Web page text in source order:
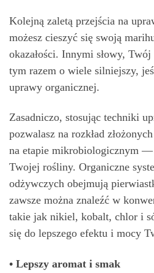
Kolejną zaletą przejścia na
możesz cieszyć się swoją
okazałości. Innymi słowy,
tym razem o wiele silniejszy,
uprawy organicznej.
Zasadniczo, stosując techniki
pozwalasz na rozkład
na etapie mikrobiologicznym
Twojej rośliny. Organiczne
odżywczych obejmują
zawsze można znaleźć w
takie jak nikiel, kobalt, chlor i
się do lepszego efektu i mocy
• Lepszy aromat i smak